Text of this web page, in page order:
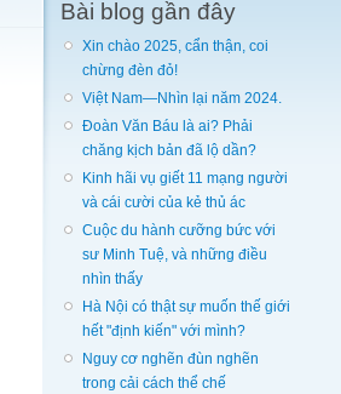
Bài blog gần đây
Xin chào 2025, cẩn thận, coi
chừng đèn đỏ!
Việt Nam—Nhìn lại năm 2024.
Đoàn Văn Báu là ai? Phải
chăng kịch bản đã lộ dần?
Kinh hãi vụ giết 11 mạng người
và cái cười của kẻ thủ ác
Cuộc du hành cưỡng bức với
sư Minh Tuệ, và những điều
nhìn thấy
Hà Nội có thật sự muốn thế giới
hết "định kiến" với mình?
Nguy cơ nghẽn đùn nghẽn
trong cải cách thể chế